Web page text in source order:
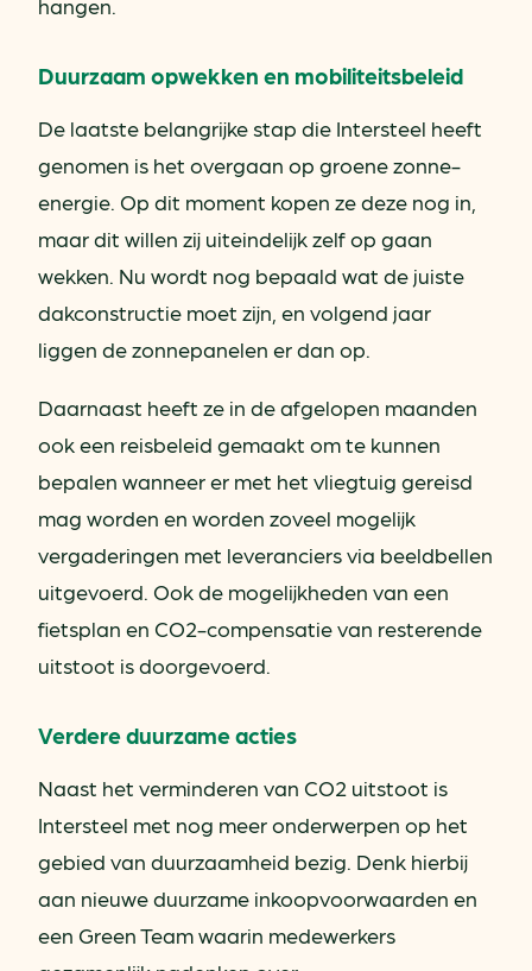
hangen.
Duurzaam opwekken en mobiliteitsbeleid
De laatste belangrijke stap die Intersteel heeft
genomen is het overgaan op groene zonne-
energie. Op dit moment kopen ze deze nog in,
maar dit willen zij uiteindelijk zelf op gaan
wekken. Nu wordt nog bepaald wat de juiste
dakconstructie moet zijn, en volgend jaar
liggen de zonnepanelen er dan op.
Daarnaast heeft ze in de afgelopen maanden
ook een reisbeleid gemaakt om te kunnen
bepalen wanneer er met het vliegtuig gereisd
mag worden en worden zoveel mogelijk
vergaderingen met leveranciers via beeldbellen
uitgevoerd. Ook de mogelijkheden van een
fietsplan en CO2-compensatie van resterende
uitstoot is doorgevoerd.
Verdere duurzame acties
Naast het verminderen van CO2 uitstoot is
Intersteel met nog meer onderwerpen op het
gebied van duurzaamheid bezig. Denk hierbij
aan nieuwe duurzame inkoopvoorwaarden en
een Green Team waarin medewerkers